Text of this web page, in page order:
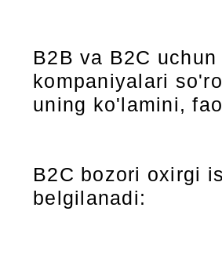
B2B va B2C
kompaniyalari
uning ko'lamini,
B2C bozori oxirgi
belgilanadi: